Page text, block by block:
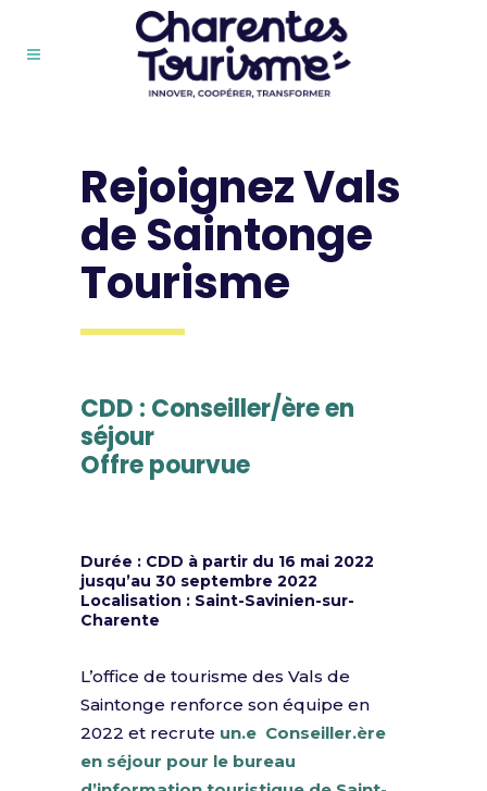
Rejoignez Vals
de Saintonge
Tourisme
CDD : Conseiller/ère en
séjour
Offre pourvue
Durée : CDD à partir du 16 mai 2022
jusqu’au 30 septembre 2022
Localisation : Saint-Savinien-sur-
Charente
L’office de tourisme des Vals de
Saintonge renforce son équipe en
2022 et recrute un.e Conseiller.ère
en séjour pour le bureau